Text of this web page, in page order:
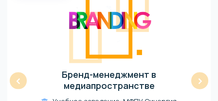
‹
Бренд-менеджмент в
медиапространстве
›